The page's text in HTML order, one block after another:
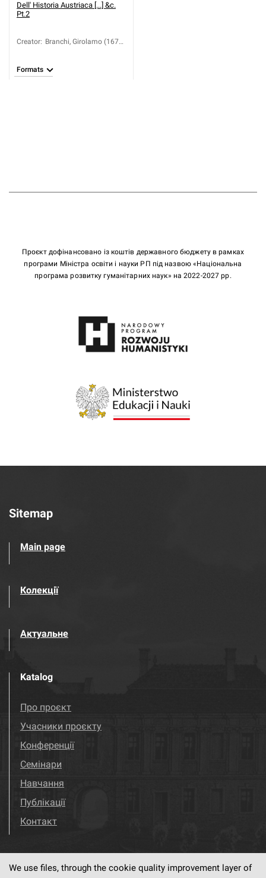
Dell' Historia Austriaca [...] &c.
Pt.2
Creator: Branchi, Girolamo (1671-
Formats
Проєкт дофінансовано із коштів державного бюджету в рамках
програми Міністра освіти і науки РП під назвою «Національна
програма розвитку гуманітарних наук» на 2022-2027 рр.
Sitemap
Main page
Колекції
Актуальне
Katalog
Про проєкт
Учасники проєкту
Конференції
Семінари
Навчання
Публікації
Контакт
We use files, through the cookie quality improvement layer of